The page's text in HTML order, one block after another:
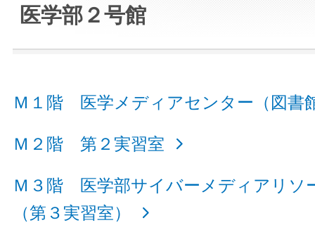
医学部２号館
Ｍ１階 医学メディアセンター（図書
Ｍ２階 第２実習室
Ｍ３階 医学部サイバーメディアリソ
（第３実習室）